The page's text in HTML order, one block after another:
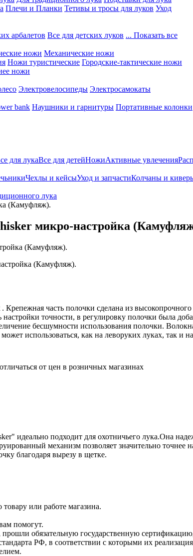
Плечи и Планки Тетивы и тросы для луков Уход
арбалетов Все для детских луков ... Показать все
ножи Механические ножи
Ножи туристические Городские-тактические ножи
ножи
Электровелосипеды Электросамокаты
bank Наушники и гарнитуры Портативные колонки
для лукаВсе для детейНожиАктивные увлечения
Чехлы и кейсыУход и запчастиКолчаны и
лука
(Камуфляж).
микро-настройка
Крепежная часть полочки сделана из
точности, в регулировку полочки была
бесшумности использования полочки.
использоваться, как на леворуких луках, так и
от цен в розничных магазинах
идеально подходит для охотничьего лука.Она
механизм позволяет значительно
благодаря вырезу в щетке.
или работе магазина.
помогут.
прошли обязательную государственную
РФ, в соответствии с которыми их